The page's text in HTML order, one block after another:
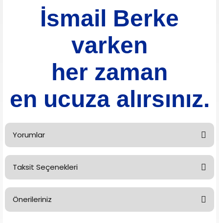
İsmail Berke
varken
her zaman
en ucuza alırsınız.
Yorumlar
Bu ürüne ilk yorumu siz yapın!
Taksit Seçenekleri
Önerileriniz